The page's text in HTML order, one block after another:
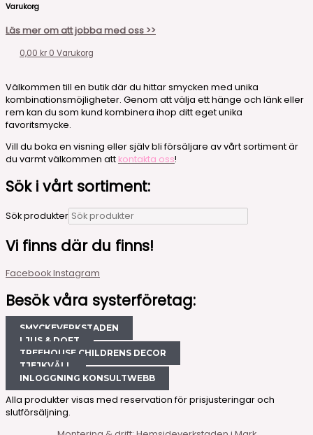
Varukorg
Läs mer om att jobba med oss >>
0,00 kr 0 Varukorg
Välkommen till en butik där du hittar smycken med unika
kombinationsmöjligheter. Genom att välja ett hänge och länk eller
rem kan du som kund kombinera ihop ditt eget unika
favoritsmycke.
Vill du boka en visning eller själv bli försäljare av vårt sortiment är
du varmt välkommen att kontakta oss!
Sök i vårt sortiment:
Sök produkter
Vi finns där du finns!
FacebookInstagram
Besök våra systerföretag:
SMYCKEVERKSTADEN
LJUS & DOFT
TREEHOUSE CHILDRENS DECOR
TJEJKVÄLL
INLOGGNING KONSULTWEBB
Alla produkter visas med reservation för prisjusteringar och
slutförsäljning.